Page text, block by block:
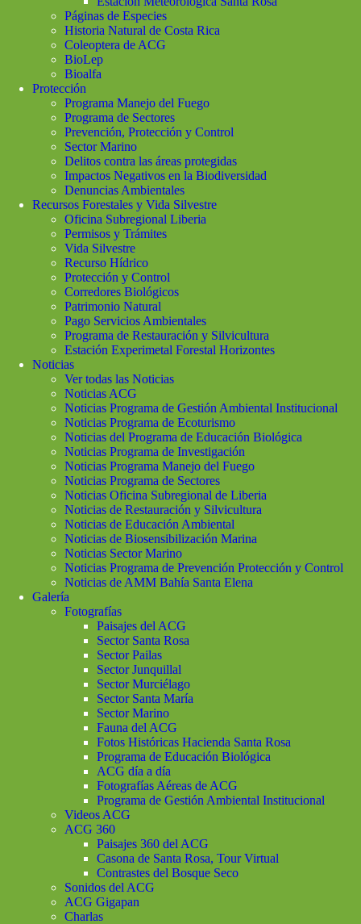
Páginas de Especies
Historia Natural de Costa Rica
Coleoptera de ACG
BioLep
Bioalfa
Protección
Programa Manejo del Fuego
Programa de Sectores
Prevención, Protección y Control
Sector Marino
Delitos contra las áreas protegidas
Impactos Negativos en la Biodiversidad
Denuncias Ambientales
Recursos Forestales y Vida Silvestre
Oficina Subregional Liberia
Permisos y Trámites
Vida Silvestre
Recurso Hídrico
Protección y Control
Corredores Biológicos
Patrimonio Natural
Pago Servicios Ambientales
Programa de Restauración y Silvicultura
Estación Experimetal Forestal Horizontes
Noticias
Ver todas las Noticias
Noticias ACG
Noticias Programa de Gestión Ambiental Institucional
Noticias Programa de Ecoturismo
Noticias del Programa de Educación Biológica
Noticias Programa de Investigación
Noticias Programa Manejo del Fuego
Noticias Programa de Sectores
Noticias Oficina Subregional de Liberia
Noticias de Restauración y Silvicultura
Noticias de Educación Ambiental
Noticias de Biosensibilización Marina
Noticias Sector Marino
Noticias Programa de Prevención Protección y Control
Noticias de AMM Bahía Santa Elena
Galería
Fotografías
Paisajes del ACG
Sector Santa Rosa
Sector Pailas
Sector Junquillal
Sector Murciélago
Sector Santa María
Sector Marino
Fauna del ACG
Fotos Históricas Hacienda Santa Rosa
Programa de Educación Biológica
ACG día a día
Fotografías Aéreas de ACG
Programa de Gestión Ambiental Institucional
Videos ACG
ACG 360
Paisajes 360 del ACG
Casona de Santa Rosa, Tour Virtual
Contrastes del Bosque Seco
Sonidos del ACG
ACG Gigapan
Charlas